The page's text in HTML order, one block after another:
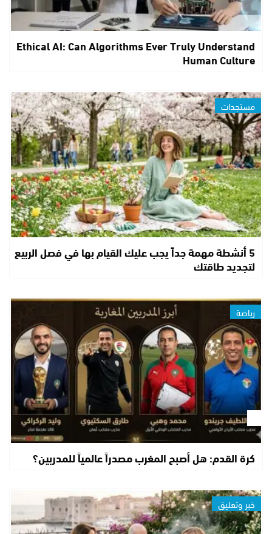
Ethical AI: Can Algorithms Ever Truly Understand
Human Culture
مستجدات
5 أنشطة مهمة جداً يجب عليك القيام بها في فصل الربيع
لتجديد طاقتك
رياضة
كرة القدم: هل أصبح المغرب مصدراً عالمياً للمدربين؟
خبر وتعليق